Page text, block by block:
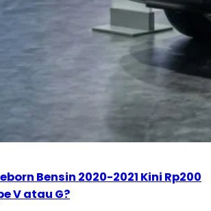
Bensin 2020-2021 Kini Rp200
V atau G?